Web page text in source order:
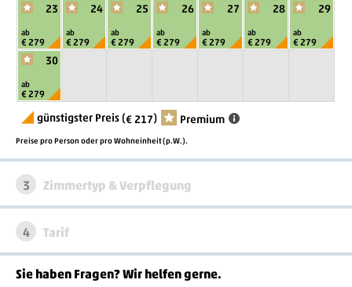
23
ab
€ 279
24
ab
€ 279
25
ab
€ 279
26
ab
€ 279
27
ab
€ 279
28
ab
€ 279
29
ab
€ 279
30
ab
€ 279
günstigster Preis (€ 217) Premium
Preise pro Person oder pro Wohneinheit (p.W.).
3 Zimmertyp & Verpflegung
4 Tarif
Sie haben Fragen? Wir helfen gerne.